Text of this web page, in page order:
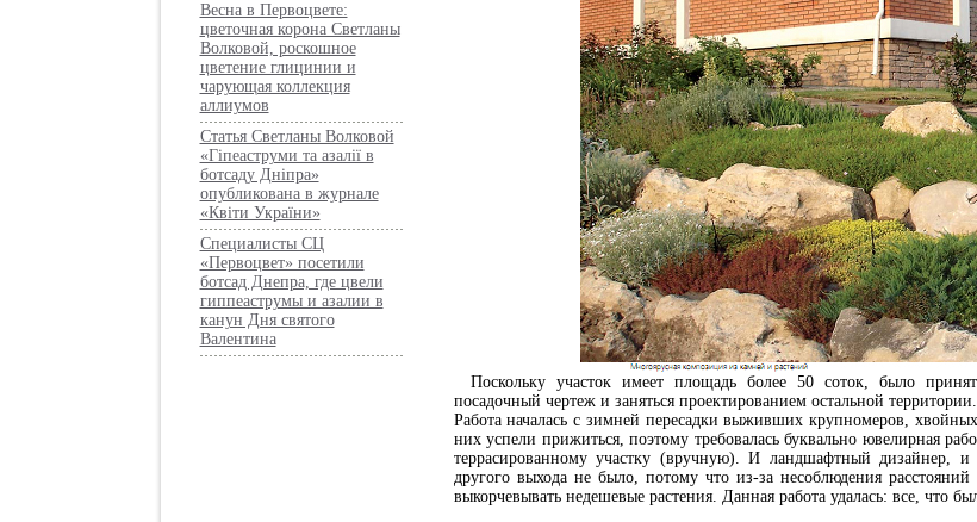
Весна в Первоцвете:
цветочная корона Светланы
Волковой, роскошное
цветение глицинии и
чарующая коллекция
аллиумов
Статья Светланы Волковой
«Гіпеаструми та азалії в
ботсаду Дніпра»
опубликована в журнале
«Квіти України»
Специалисты СЦ
«Первоцвет» посетили
ботсад Днепра, где цвели
гиппеаструмы и азалии в
канун Дня святого
Валентина
Поскольку участок имеет площадь более 50 соток, было
посадочный чертеж и заняться проектированием остальной территории.
Работа началась с зимней пересадки выживших крупномеров,
них успели прижиться, поэтому требовалась буквально ювелирная
террасированному участку (вручную). И ландшафтный дизайнер,
другого выхода не было, потому что из-за несоблюдения
выкорчевывать недешевые растения. Данная работа удалась: все, что